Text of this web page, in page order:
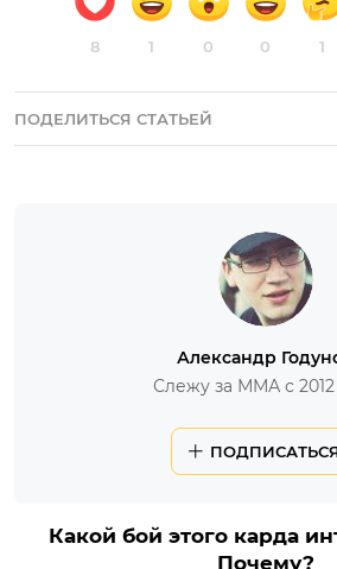
8 1 0 0 1
ПОДЕЛИТЬСЯ СТАТЬЕЙ
Александр
Слежу за ММА с 2012
Какой бой этого карда
Почему?